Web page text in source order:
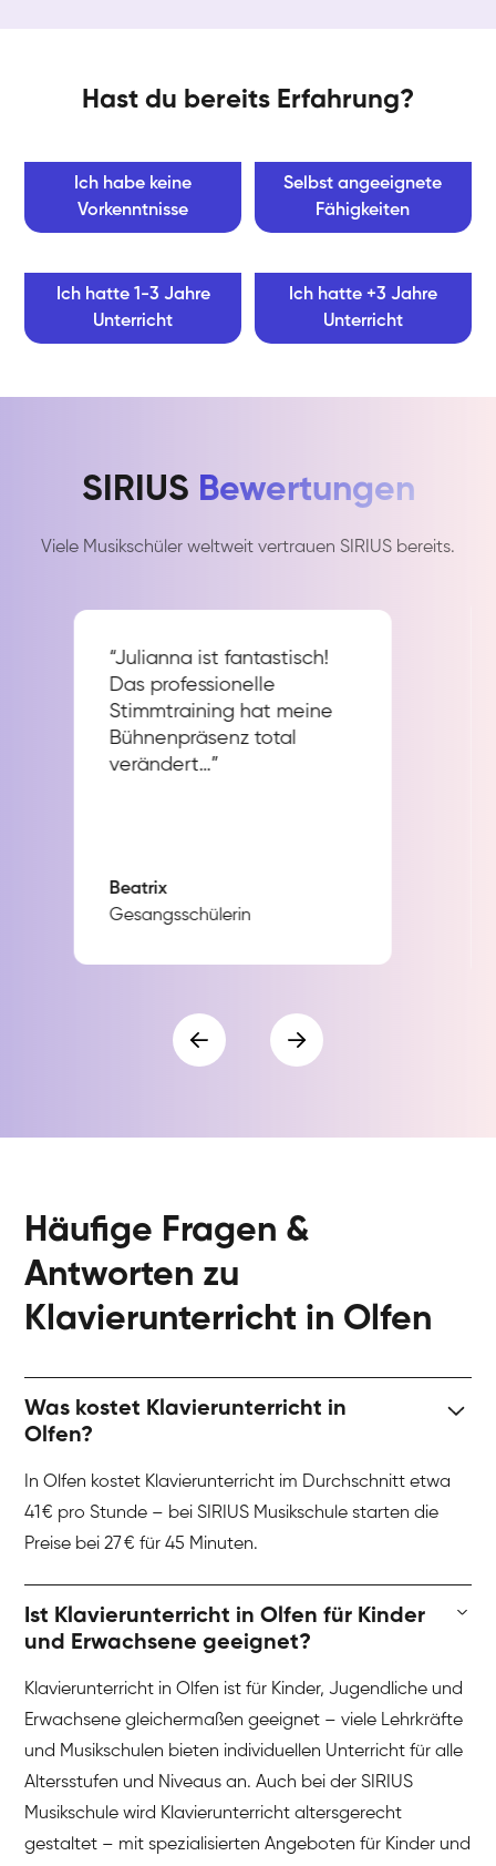
Hast du bereits Erfahrung?
Ich habe keine
Vorkenntnisse
Selbst angeeignete
Fähigkeiten
Ich hatte 1-3 Jahre
Unterricht
Ich hatte +3 Jahre
Unterricht
SIRIUS Bewertungen
Viele Musikschüler weltweit vertrauen SIRIUS bereits.
“Julianna ist fantastisch!
Das professionelle
Stimmtraining hat meine
Bühnenpräsenz total
verändert…”
Beatrix
Gesangsschülerin
Häufige Fragen &
Antworten zu
Klavierunterricht in Olfen
Was kostet Klavierunterricht in
Olfen?
In Olfen kostet Klavierunterricht im Durchschnitt etwa
41 € pro Stunde – bei SIRIUS Musikschule starten die
Preise bei 27 € für 45 Minuten.
Ist Klavierunterricht in Olfen für Kinder
und Erwachsene geeignet?
Klavierunterricht in Olfen ist für Kinder, Jugendliche und
Erwachsene gleichermaßen geeignet – viele Lehrkräfte
und Musikschulen bieten individuellen Unterricht für alle
Altersstufen und Niveaus an. Auch bei der SIRIUS
Musikschule wird Klavierunterricht altersgerecht
gestaltet – mit spezialisierten Angeboten für Kinder und